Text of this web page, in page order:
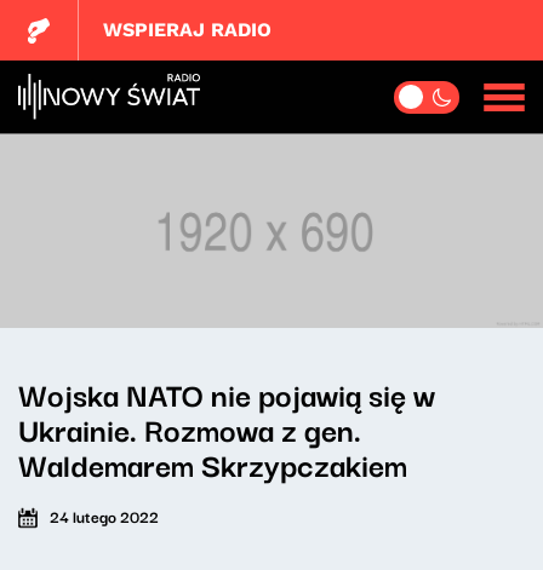
WSPIERAJ RADIO
Wojska NATO nie pojawią się w
Ukrainie. Rozmowa z gen.
Waldemarem Skrzypczakiem
24 lutego 2022